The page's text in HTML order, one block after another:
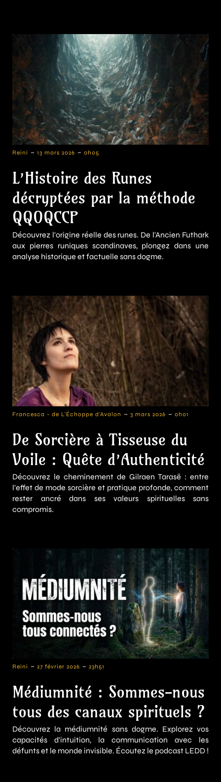
Reini - 13 mars 2026 - 0h05
L’Histoire des Runes
décryptées par la méthode
QQOQCCP
Découvrez l'origine réelle des runes. De l'Ancien Futhark
aux pierres runiques scandinaves, plongez dans une
analyse historique et factuelle sans dogme.
Francesca - de L'Échoppe d'Avalon - 3 mars 2026 - 0h01
De Sorcière à Tisseuse du
Voile : Quête d’Authenticité
Découvrez le cheminement de Gilraen Tarasë : entre
l'effet de mode sorcière et pratique profonde, comment
rester ancré dans ses valeurs spirituelles sans
compromis.
Reini - 27 février 2026 - 23h51
Médiumnité : Sommes-nous
tous des canaux spirituels ?
Découvrez la médiumnité sans dogme. Explorez vos
capacités d'intuition, la communication avec les
défunts et le monde invisible. Écoutez le podcast LEDD !